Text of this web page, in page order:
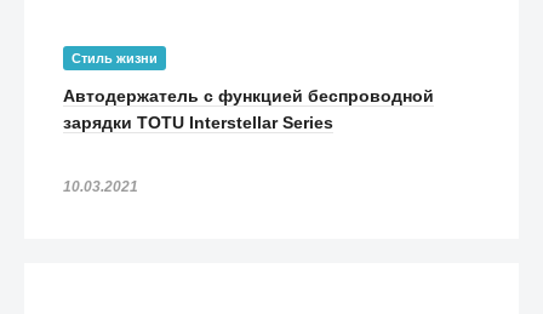
Стиль жизни
Автодержатель с функцией беспроводной
зарядки TOTU Interstellar Series
10.03.2021